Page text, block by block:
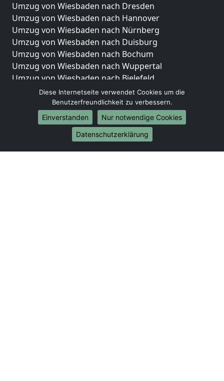
Umzug von Wiesbaden nach Dresden
Umzug von Wiesbaden nach Hannover
Umzug von Wiesbaden nach Nürnberg
Umzug von Wiesbaden nach Duisburg
Umzug von Wiesbaden nach Bochum
Umzug von Wiesbaden nach Wuppertal
Umzug von Wiesbaden nach Bielefeld
Umzug von Wiesbaden nach Bonn
Umzug von Wiesbaden nach Münster
Internationale-Umzüge
Umzug von Wiesbaden nach Brasilien
Umzug von Wiesbaden nach Brunei Darussalam
Diese Internetseite verwendet Cookies um die
Benutzerfreundlichkeit zu verbessern.
Einverstanden
Nur notwendige Cookies
Datenschutzerklärung